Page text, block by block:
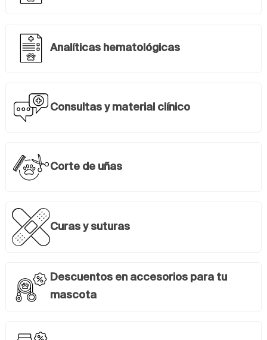
Analíticas hematológicas
Consultas y material clínico
Corte de uñas
Curas y suturas
Descuentos en accesorios para tu
mascota